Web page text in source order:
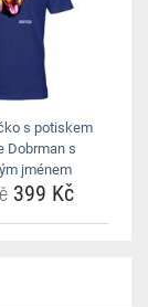
s potiskem
Dobrman s
jménem
399 Kč